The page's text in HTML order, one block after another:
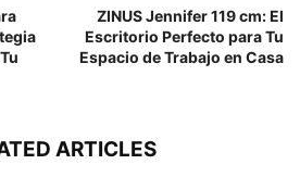
ZINUS Jennifer 119 cm: El
Escritorio Perfecto para Tu
Espacio de Trabajo en Casa
ARTICLES